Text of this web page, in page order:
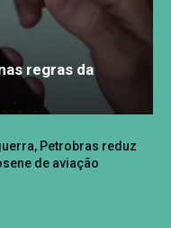
regras da
Petrobras reduz
de aviação